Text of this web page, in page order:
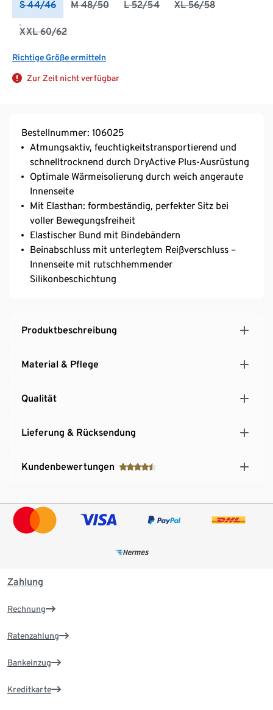
S 44/46 M 48/50 L 52/54 XL 56/58
XXL 60/62
Richtige Größe ermitteln
Zur Zeit nicht verfügbar
Bestellnummer: 106025
Atmungsaktiv, feuchtigkeitstransportierend und
schnelltrocknend durch DryActive Plus-Ausrüstung
Optimale Wärmeisolierung durch weich angeraute
Innenseite
Mit Elasthan: formbeständig, perfekter Sitz bei
voller Bewegungsfreiheit
Elastischer Bund mit Bindebändern
Beinabschluss mit unterlegtem Reißverschluss –
Innenseite mit rutschhemmender
Silikonbeschichtung
Produktbeschreibung
Material & Pflege
Qualität
Lieferung & Rücksendung
Kundenbewertungen
Zahlung
Rechnung
Ratenzahlung
Bankeinzug
Kreditkarte